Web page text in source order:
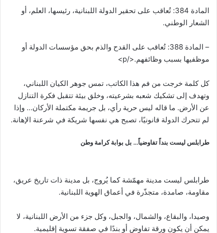
المادة 384: تُعاقب على تحقير الدولة اللبنانية، رئيسها، العلم، أو
الشعار الوطني.
– المادة 388: تُعاقب على القدح والذم بحق مؤسسات الدولة أو
موظفيها بسبب وظائفهم.</p>
كل كلمة خرجت من فم هذا الكاتب، تمس جوهر الكيان اللبناني،
وتهدف إلى تشكيك شعبه بشرعيته، وخلق بيئة تتقبل فكرة التنازل
عن الأرض. ما قاله ليس حرية رأي، بل جريمة مكتملة الأركان… وإذا
لم تتحرك الدولة قانونيًا، تصبح هي نفسها شريكة في شرعنة الإهانة.
طرابلس ليست بنداً تفاوضياً… بل بوابة كرامة وطن
طرابلس ليست مدينة مهمّشة كما يُروج، بل مدينة ذات تاريخ عريق،
مقاومة، صامدة، متجذّرة في أعماق الهوية اللبنانية.
وصيدا، والبقاع، والشمال، والجبل، وكل جزء من الأرض اللبنانية، لا
يمكن أن يكون ورقة تفاوض أو بندًا في صفقة تسوية إقليمية.